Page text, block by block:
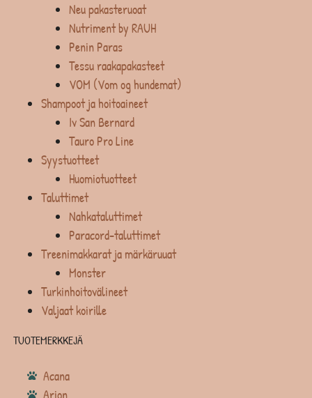
Neu pakasteruoat
Nutriment by RAUH
Penin Paras
Tessu raakapakasteet
VOM (Vom og hundemat)
Shampoot ja hoitoaineet
Iv San Bernard
Tauro Pro Line
Syystuotteet
Huomiotuotteet
Taluttimet
Nahkataluttimet
Paracord-taluttimet
Treenimakkarat ja märkäruuat
Monster
Turkinhoitovälineet
Valjaat koirille
TUOTEMERKKEJÄ
Acana